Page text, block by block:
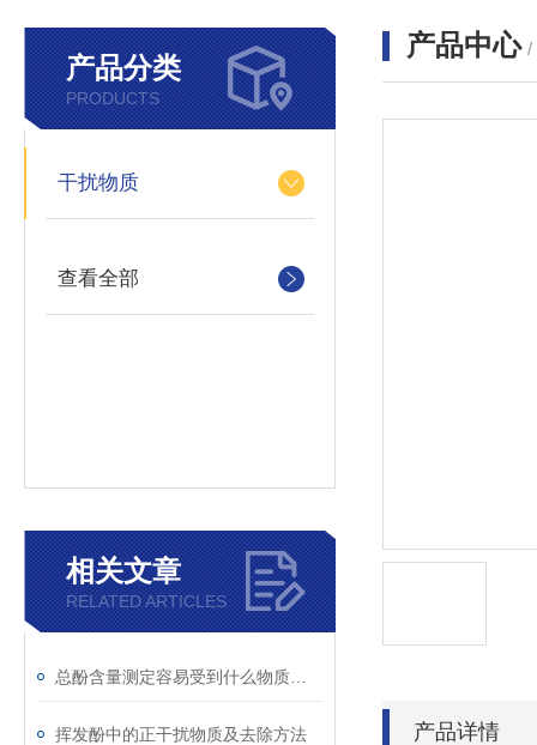
产品分类
PRODUCTS
干扰物质
查看全部
相关文章
RELATED ARTICLES
挥发酚中的正干扰物质及去除方法
产品中心 /
产品详情